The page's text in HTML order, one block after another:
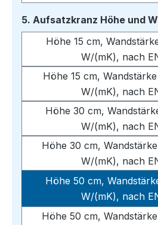
5. Aufsatzkranz Höhe und
Höhe 15 cm,
W/(mK), nach
Höhe 15 cm,
W/(mK), nach
Höhe 30 cm,
W/(mK), nach
Höhe 30 cm,
W/(mK), nach
Höhe 50 cm,
W/(mK), nach
Höhe 50 cm,